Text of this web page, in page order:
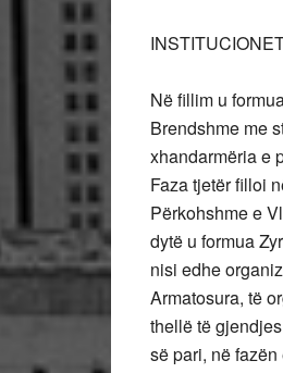
Në fillim u
Brendshme me
xhandarmëria e
Faza tjetër filloi
Përkohshme e
dytë u formua
nisi edhe
Armatosura, të
thellë të
së pari, në